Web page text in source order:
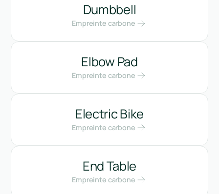
Dumbbell
Empreinte carbone
Elbow Pad
Empreinte carbone
Electric Bike
Empreinte carbone
End Table
Empreinte carbone